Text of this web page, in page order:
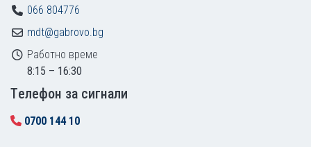
066 804776
mdt@gabrovo.bg
Работно време
8:15 – 16:30
Tелефон за сигнали
0700 144 10